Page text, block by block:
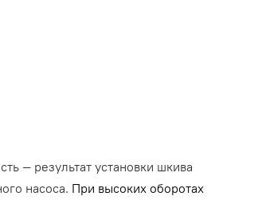
— результат установки шкива
насоса. При высоких оборотах